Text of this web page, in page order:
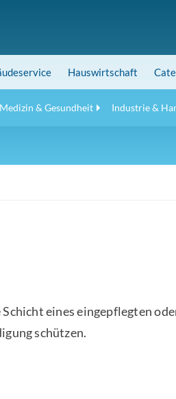
Medizin & Gesundheit Industrie &
Hauswirtschaft
eines eingepflegten
schützen.